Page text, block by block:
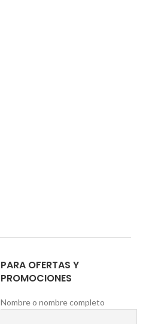
PARA OFERTAS Y
PROMOCIONES
Nombre o nombre completo